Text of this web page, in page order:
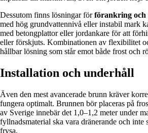
Dessutom finns lösningar förförankring och
med hög grundvattennivå eller instabil mark
med betongplattor eller jordankare för att
eller förskjuts. Kombinationen av flexibilitet
hållbar lösning som står emot både frost och
Installation och underhåll
Även den mest avancerade brunn kräver
fungera optimalt. Brunnen bör placeras på
av Sverige innebär det 1,0–1,2 meter under
fyllnadsmaterial ska vara dränerande och inte
frysa.